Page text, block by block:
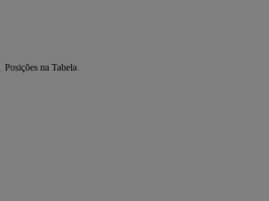
Posições na Tabela